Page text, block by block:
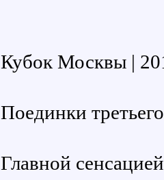
Кубок Москвы |
Поединки
Главной